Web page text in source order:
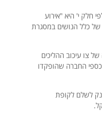
חלק י' היא "אירוע
של כלל הנושים במסגרת
צו עיכוב ההליכים
החברה שהופקדו
לשלם לקופת